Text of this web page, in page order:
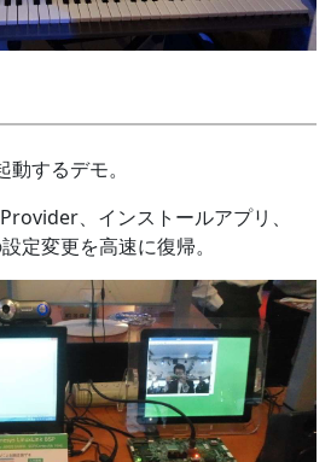
するデモ。
、インストールアプリ、
定変更を高速に復帰。